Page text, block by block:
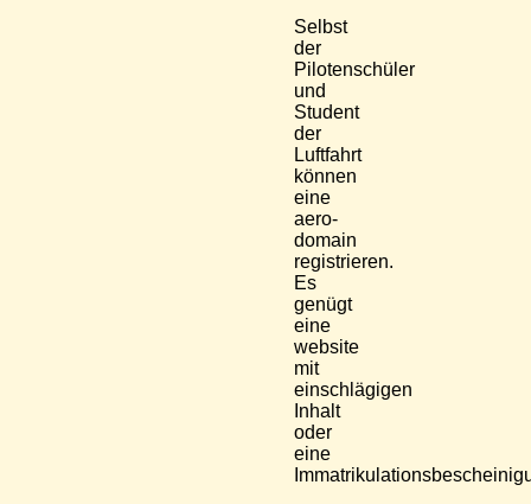
Selbst
der
Pilotenschüler
und
Student
der
Luftfahrt
können
eine
aero-
domain
registrieren.
Es
genügt
eine
website
mit
einschlägigen
Inhalt
oder
eine